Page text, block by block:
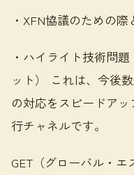
・XFN協議のための際
・ハイライト技術問
ット） これは、今後
の対応をスピードア
行チャネルです。
GET（グローバル・エ